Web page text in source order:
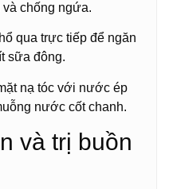
và chống ngứa.
qua trực tiếp để ngăn
sữa đông.
nạ tóc với nước ép
nước cốt chanh.
và trị buồn